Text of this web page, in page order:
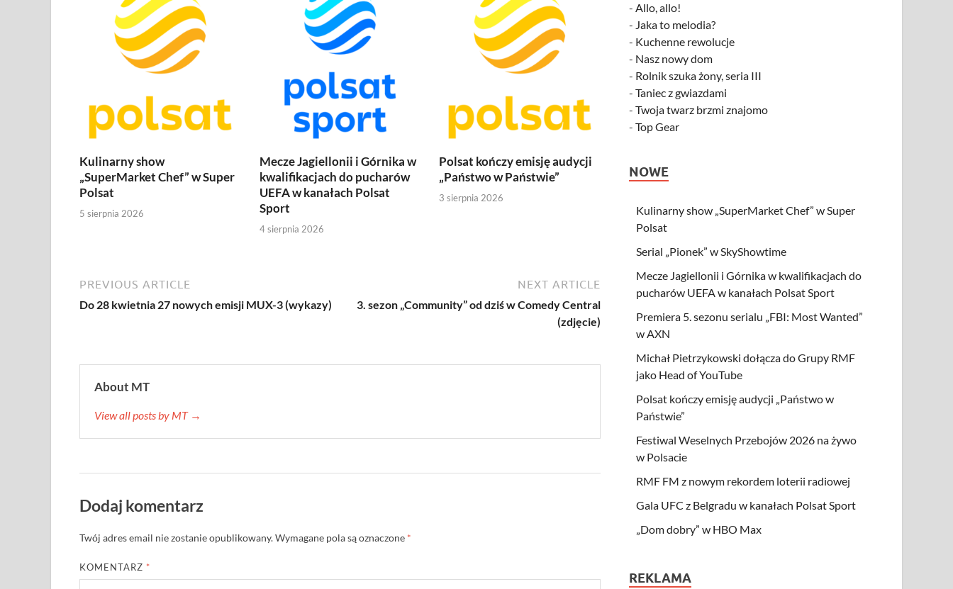
Kulinarny show
„SuperMarket Chef” w Super
Polsat
5 sierpnia 2026
Mecze Jagiellonii i Górnika w
kwalifikacjach do pucharów
UEFA w kanałach Polsat
Sport
4 sierpnia 2026
Polsat kończy emisję audycji
„Państwo w Państwie”
3 sierpnia 2026
PREVIOUS ARTICLE
Do 28 kwietnia 27 nowych emisji MUX-3 (wykazy)
NEXT ARTICLE
3. sezon „Community” od dziś w Comedy Central
(zdjęcie)
About MT
View all posts by MT →
Dodaj komentarz
Twój adres email nie zostanie opublikowany.Wymagane pola są oznaczone *
KOMENTARZ *
-Allo, allo!
- Jaka to melodia?
- Kuchenne rewolucje
- Nasz nowy dom
- Rolnik szuka żony, seria III
-Taniec z gwiazdami
-Twoja twarz brzmi znajomo
-Top Gear
NOWE
Kulinarny show „SuperMarket Chef” w Super
Polsat
Serial „Pionek” w SkyShowtime
Mecze Jagiellonii i Górnika w kwalifikacjach do
pucharów UEFA w kanałach Polsat Sport
Premiera 5. sezonu serialu „FBI: Most Wanted”
w AXN
Michał Pietrzykowski dołącza do Grupy RMF
jako Head of YouTube
Polsat kończy emisję audycji „Państwo w
Państwie”
Festiwal Weselnych Przebojów 2026 na żywo
w Polsacie
RMF FM z nowym rekordem loterii radiowej
Gala UFC z Belgradu w kanałach Polsat Sport
„Dom dobry” w HBO Max
REKLAMA